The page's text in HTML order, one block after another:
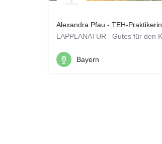
Alexandra Pfau - TEH-Praktikerin
0151 40354844
Bayern